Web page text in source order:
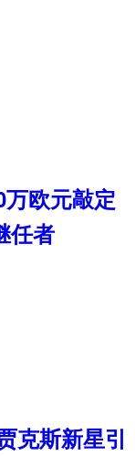
欧元敲定
任者
克斯新星引